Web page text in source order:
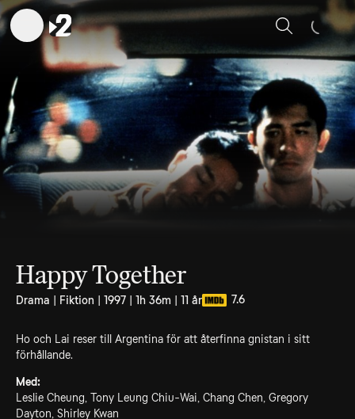
Sök
Happy Together
Drama | Fiktion | 1997 | 1h 36m | 11 år 7.6
Ho och Lai reser till Argentina för att återfinna gnistan i sitt
förhållande.
Med:
Leslie Cheung, Tony Leung Chiu-Wai, Chang Chen, Gregory
Dayton, Shirley Kwan